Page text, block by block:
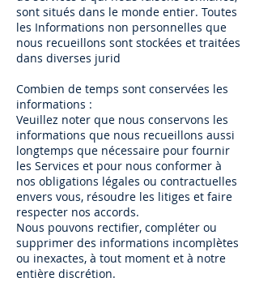
sont situés dans le monde entier. Toutes
les Informations non personnelles que
nous recueillons sont stockées et traitées
dans diverses jurid
Combien de temps sont conservées les
informations :
Veuillez noter que nous conservons les
informations que nous recueillons aussi
longtemps que nécessaire pour fournir
les Services et pour nous conformer à
nos obligations légales ou contractuelles
envers vous, résoudre les litiges et faire
respecter nos accords.
Nous pouvons rectifier, compléter ou
supprimer des informations incomplètes
ou inexactes, à tout moment et à notre
entière discrétion.